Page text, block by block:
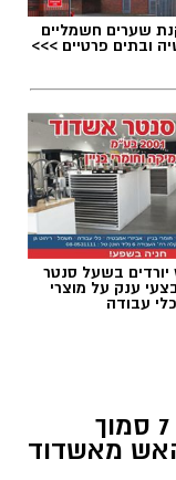
שערים חשמליים
ובתים פרטיים >>>
יורדים בשעל סנטר
ענק על מוצרי
עבודה
אוטובוס עלה באש בכביש 7 סמוך
מאשדוד